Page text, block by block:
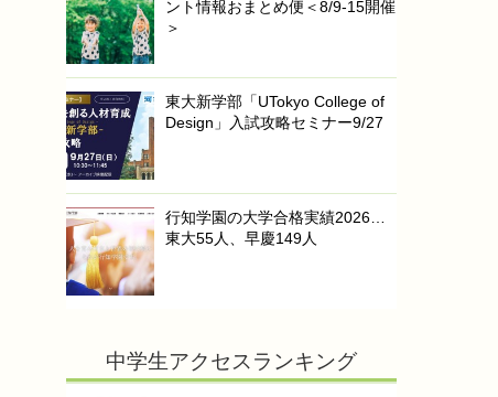
ント情報おまとめ便＜8/9-15開催
＞
東大新学部「UTokyo College of
Design」入試攻略セミナー9/27
行知学園の大学合格実績2026…
東大55人、早慶149人
中学生アクセスランキング